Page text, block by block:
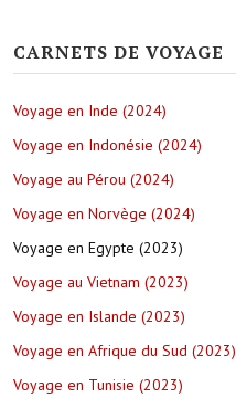
CARNETS DE VOYAGE
Voyage en Inde (2024)
Voyage en Indonésie (2024)
Voyage au Pérou (2024)
Voyage en Norvège (2024)
Voyage en Egypte (2023)
Voyage au Vietnam (2023)
Voyage en Islande (2023)
Voyage en Afrique du Sud (2023)
Voyage en Tunisie (2023)